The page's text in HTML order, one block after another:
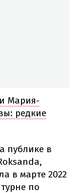
Мария-
редкие
публике в
в марте 2022
по